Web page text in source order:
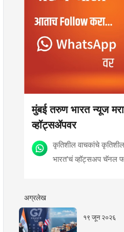
मुंबई तरुण भारत न्यूज
व्हॉट्सॲपवर
कृतिशील वाचकांचे
भारत'चं व्हॉट्सअप चॅनल
अग्रलेख
१९ जून २०२६